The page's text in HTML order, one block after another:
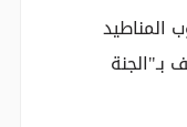
المناطيد